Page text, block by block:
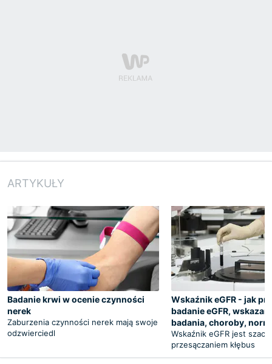
ARTYKUŁY
Badanie krwi w ocenie czynności
nerek
Zaburzenia czynności nerek mają swoje
odzwierciedl
Wskaźnik eGFR - jak
badanie eGFR,
badania, choroby,
Wskaźnik eGFR jest
przesączaniem kłębus